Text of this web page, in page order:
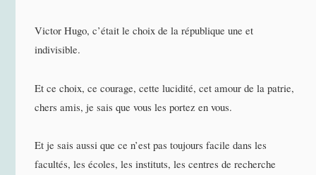
Victor Hugo, c’était le choix de la république une et
indivisible.
Et ce choix, ce courage, cette lucidité, cet amour de la patrie,
chers amis, je sais que vous les portez en vous.
Et je sais aussi que ce n’est pas toujours facile dans les
facultés, les écoles, les instituts, les centres de recherche